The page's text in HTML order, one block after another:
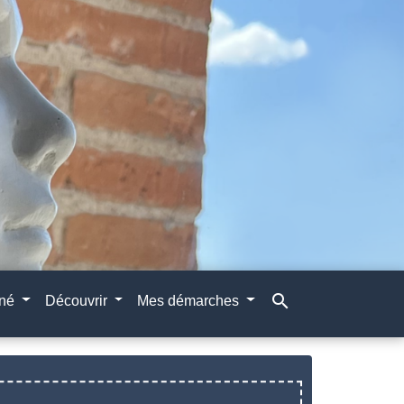
Découvrir Mes démarches search